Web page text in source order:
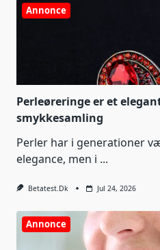
Annonce
Perleøreringe er et
smykkesamling
Perler har i generationer
elegance, men i ...
Betatest.dk Jul 24, 2026
Annonce